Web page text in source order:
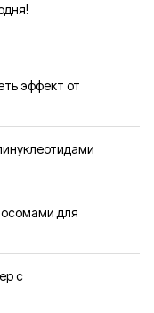
эффект от
кожи, а бустер с
обновление
для
без
с